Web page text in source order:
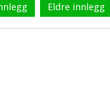
Eldre innlegg